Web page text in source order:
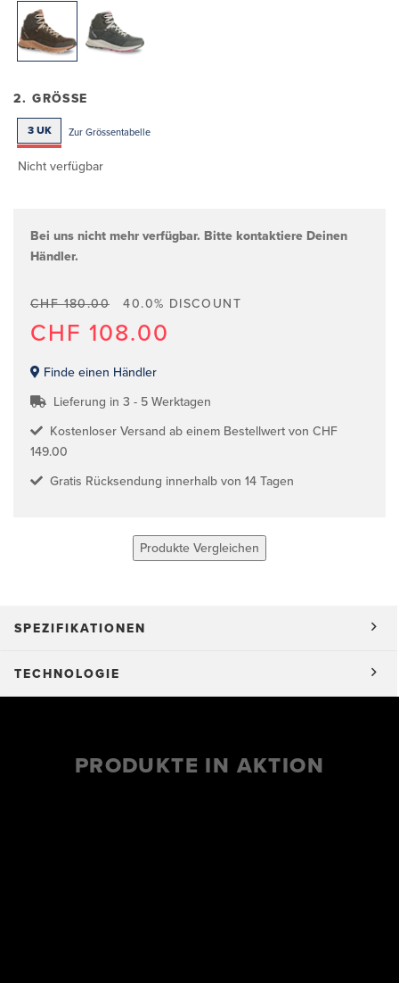
2. GRÖSSE
3 UK Zur Grössentabelle
Nicht verfügbar
Bei uns nicht mehr verfügbar. Bitte kontaktiere Deinen
Händler.
CHF 180.00 40.0% DISCOUNT
CHF 108.00
Finde einen Händler
Lieferung in 3 - 5 Werktagen
Kostenloser Versand ab einem Bestellwert von CHF
149.00
Gratis Rücksendung innerhalb von 14 Tagen
Produkte Vergleichen
SPEZIFIKATIONEN
TECHNOLOGIE
PRODUKTE IN AKTION